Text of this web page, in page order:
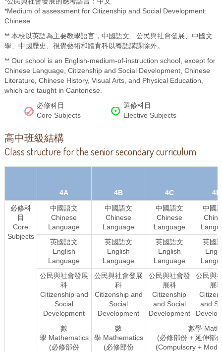
*Medium of assessment for Citizenship and Social Development:
Chinese
** 本校以英語為主要教學語言，中國語文、公民與社會發展、中國文
學、中國歷史、視覺藝術和體育科以粵語講課除外。
** Our school is an English-medium-of-instruction school, except for
Chinese Language, Citizenship and Social Development, Chinese
Literature, Chinese History, Visual Arts, and Physical Education,
which are taught in Cantonese.
必修科目
Core Subjects
選修科目
Elective Subjects
高中班級結構
Class structure for the senior secondary curriculum
4A 4B 4C 4D
必修科
目
Core
Subjects
中國語文
Chinese
Language
中國語文
Chinese
Language
中國語文
Chinese
Language
中國
英國語文
English
Language
英國語文
English
Language
英國語文
English
Language
英國
公民與社會發展
科
Citizenship and
Social
Development
公民與社會發展
科
Citizenship and
Social
Development
公民與社會發
展科
Citizenship
and Social
Development
公民與
展
and
數
學 Mathematics
(必修部份
數
學 Mathematics
(必修部份
數學
(必修部份 + 延伸部
(Compulsory +